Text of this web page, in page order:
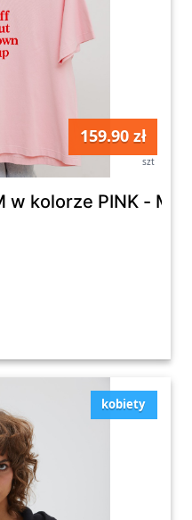
159.90 zł
szt
w kolorze PINK -
kobiety